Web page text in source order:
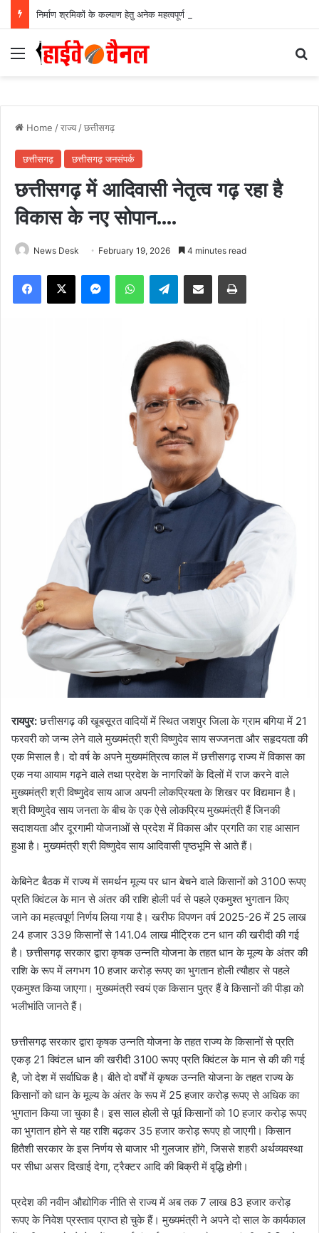
Menu
Home /राज्य /छत्तीसगढ़
छत्तीसगढ़ छत्तीसगढ़ जनसंपर्क
छत्तीसगढ़ में आदिवासी नेतृत्व गढ़ रहा है
विकास के नए सोपान….
News Desk February 19, 2026 4 minutes read
Facebook
X MessengerWhatsAppTelegramShare via Email Print
रायपुर:छत्तीसगढ़ की खूबसूरत वादियों में स्थित जशपुर जिला के ग्राम बगिया में 21
फरवरी को जन्म लेने वाले मुख्यमंत्री श्री विष्णुदेव साय सज्जनता और सहृदयता की
एक मिसाल है। दो वर्ष के अपने मुख्यमंत्रित्व काल में छत्तीसगढ़ राज्य में विकास का
एक नया आयाम गढ़ने वाले तथा प्रदेश के नागरिकों के दिलों में राज करने वाले
मुख्यमंत्री श्री विष्णुदेव साय आज अपनी लोकप्रियता के शिखर पर विद्यमान है।
श्री विष्णुदेव साय जनता के बीच के एक ऐसे लोकप्रिय मुख्यमंत्री हैं जिनकी
सदाशयता और दूरगामी योजनाओं से प्रदेश में विकास और प्रगति का राह आसान
हुआ है। मुख्यमंत्री श्री विष्णुदेव साय आदिवासी पृष्ठभूमि से आते हैं।
केबिनेट बैठक में राज्य में समर्थन मूल्य पर धान बेचने वाले किसानों को 3100 रूपए
प्रति क्विंटल के मान से अंतर की राशि होली पर्व से पहले एकमुश्त भुगतान किए
जाने का महत्वपूर्ण निर्णय लिया गया है। खरीफ विपणन वर्ष 2025-26 में 25 लाख
24 हजार 339 किसानों से 141.04 लाख मीट्रिक टन धान की खरीदी की गई
है। छत्तीसगढ़ सरकार द्वारा कृषक उन्नति योजना के तहत धान के मूल्य के अंतर की
राशि के रूप में लगभग 10 हजार करोड़ रूपए का भुगतान होली त्यौहार से पहले
एकमुश्त किया जाएगा। मुख्यमंत्री स्वयं एक किसान पुत्र हैं वे किसानों की पीड़ा को
भलीभांति जानते हैं।
छत्तीसगढ़ सरकार द्वारा कृषक उन्नति योजना के तहत राज्य के किसानों से प्रति
एकड़ 21 क्विंटल धान की खरीदी 3100 रूपए प्रति क्विंटल के मान से की की गई
है, जो देश में सर्वाधिक है। बीते दो वर्षों में कृषक उन्नति योजना के तहत राज्य के
किसानों को धान के मूल्य के अंतर के रूप में 25 हजार करोड़ रूपए से अधिक का
भुगतान किया जा चुका है। इस साल होली से पूर्व किसानों को 10 हजार करोड़ रूपए
का भुगतान होने से यह राशि बढ़कर 35 हजार करोड़ रूपए हो जाएगी। किसान
हितैशी सरकार के इस निर्णय से बाजार भी गुलजार होंगे, जिससे शहरी अर्थव्यवस्था
पर सीधा असर दिखाई देगा, ट्रैक्टर आदि की बिक्री में वृद्धि होगी।
प्रदेश की नवीन औद्योगिक नीति से राज्य में अब तक 7 लाख 83 हजार करोड़
रूपए के निवेश प्रस्ताव प्राप्त हो चुके हैं। मुख्यमंत्री ने अपने दो साल के कार्यकाल